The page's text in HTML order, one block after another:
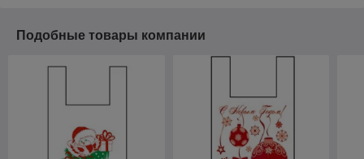
Подобные товары компании